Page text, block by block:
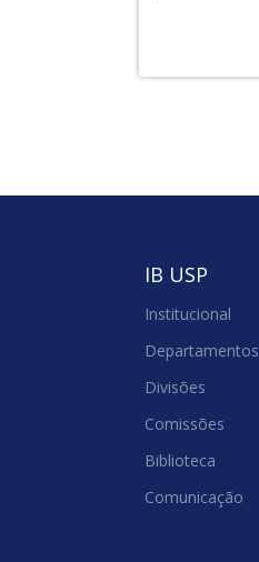
IB USP
Institucional
Departamentos
Divisões
Comissões
Biblioteca
Comunicação